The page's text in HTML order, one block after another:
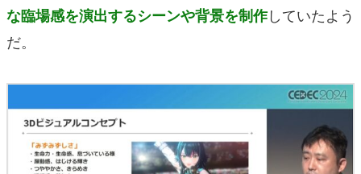
な臨場感を演出するシーンや背景を制作していたよう
だ。